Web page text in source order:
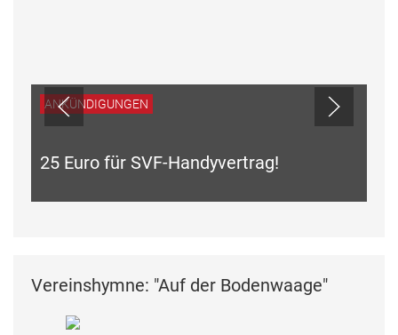
ANKÜNDIGUNGEN
25 Euro für SVF-Handyvertrag!
Vereinshymne: "Auf der Bodenwaage"